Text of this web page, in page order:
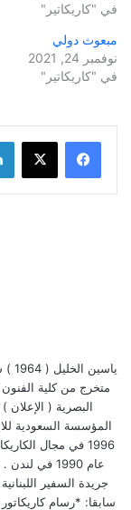
في "كاريكاتير"
مبعوث دولي
نوفمبر 24, 2021
في "كاريكاتير"
البصرية (
المؤسسة السعودية
1996 في مجال
عام 1990